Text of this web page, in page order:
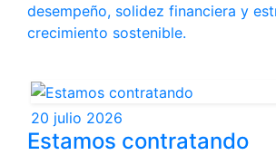
desempeño, solidez financiera y
crecimiento sostenible.
20 julio 2026
Estamos contratando